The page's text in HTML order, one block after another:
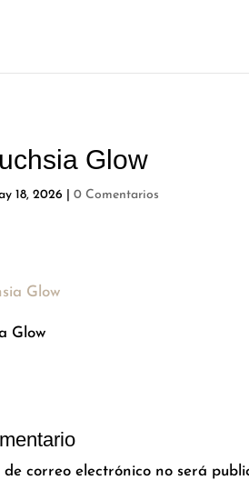
Glow
18, 2026 |0 Comentarios
Glow
de correo electrónico no será